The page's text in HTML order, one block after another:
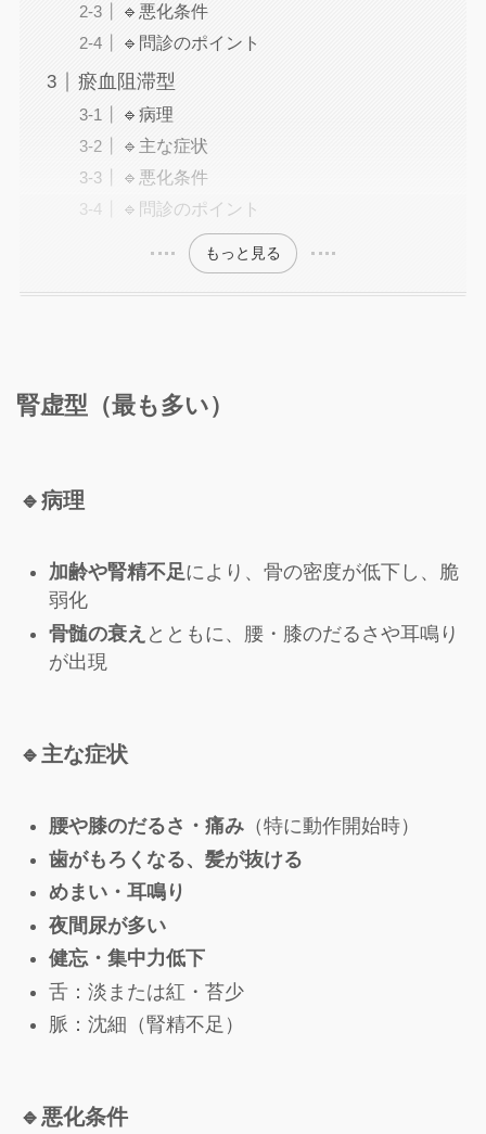
🔹悪化条件
🔹問診のポイント
瘀血阻滞型
🔹病理
🔹主な症状
🔹悪化条件
🔹問診のポイント
もっと見る
腎虚型（最も多い）
🔹病理
加齢や腎精不足により、骨の密度が低下し、脆
弱化
骨髄の衰え とともに、腰・膝のだるさや耳鳴り
が出現
🔹 主な症状
腰や膝のだるさ・痛み（特に動作開始時）
歯がもろくなる、髪が抜ける
めまい・耳鳴り
夜間尿が多い
健忘・集中力低下
舌：淡または紅・苔少
脈：沈細（腎精不足）
🔹 悪化条件